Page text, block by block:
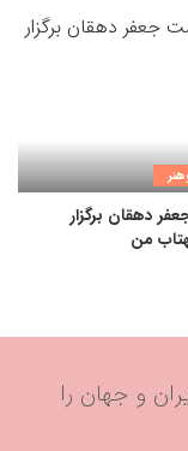
دهقان برگزار
من
و جهان را